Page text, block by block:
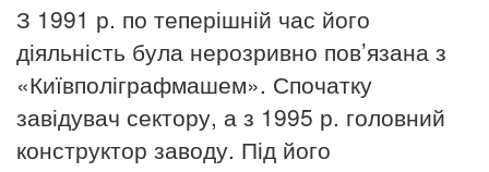
З 1991 р. по теперішній час його
діяльність була нерозривно пов’язана з
«Київполіграфмашем». Спочатку
завідувач сектору, а з 1995 р. головний
конструктор заводу. Під його